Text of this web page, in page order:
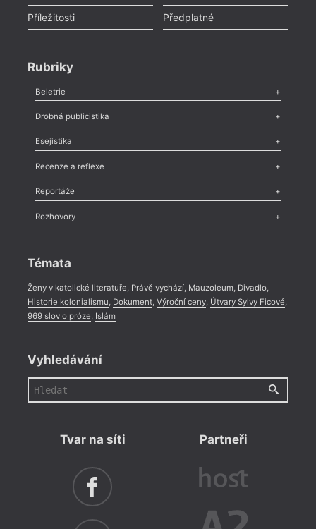
Příležitosti
Předplatné
Rubriky
Beletrie
Poezie,Próza,Dokumenty
Drobná publicistika
Odlesk
Nekrolog,Glosa,Sloupek,Pozvánka,Literární soutěž,
Esejistika
Esej , Pádlo,Úvaha
Recenze a reflexe
Recenze
Méně slov o próze,Celá rubrika
Reportáže
Literární zítřky
Celá rubrika
Rozhovory
Témata
Ženy v katolické literatuře Právě vychází, Mauzoleum, Divadlo,
Historie kolonialismu Dokument, Výroční ceny, Útvary Sylvy Ficové
969 slov o próze Islám
Vyhledávání
Tvar na síti Partneři